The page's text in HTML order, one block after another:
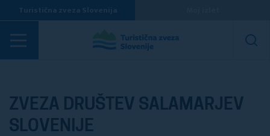
Turistična zveza Slovenija
Turistična društva
ZVEZA DRUŠTEV SALAMARJEV
SLOVENIJE